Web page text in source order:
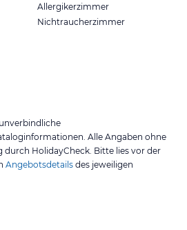
Allergikerzimmer
Nichtraucherzimmer
Alle Angaben ohne
durch HolidayCheck. Bitte lies vor der
Angebotsdetails des jeweiligen